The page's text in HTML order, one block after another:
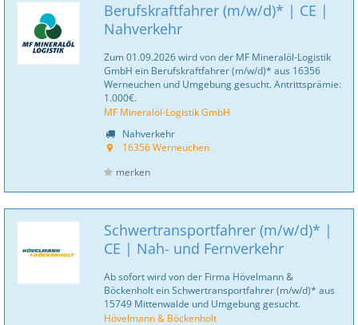
Berufskraftfahrer (m/w/d)* | CE |
Nahverkehr
Zum 01.09.2026 wird von der MF Mineralöl-Logistik
GmbH ein Berufskraftfahrer (m/w/d)* aus 16356
Werneuchen und Umgebung gesucht. Antrittsprämie:
1.000€.
MF Mineralöl-Logistik GmbH
Nahverkehr
16356 Werneuchen
merken
Schwertransportfahrer (m/w/d)* |
CE | Nah- und Fernverkehr
Ab sofort wird von der Firma Hövelmann &
Böckenholt ein Schwertransportfahrer (m/w/d)* aus
15749 Mittenwalde und Umgebung gesucht.
Hövelmann & Böckenholt